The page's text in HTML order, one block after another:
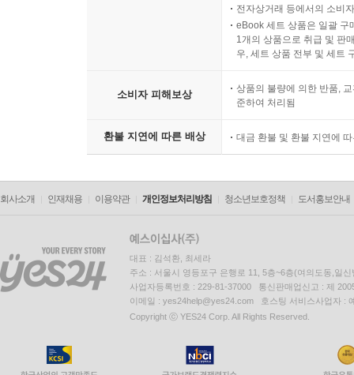
전자상거래 등에서의 소비
eBook 세트 상품은 일괄 구
1개의 상품으로 취급 및 판
우, 세트 상품 전부 및 세트
소비자 피해보상
상품의 불량에 의한 반품,
준하여 처리됨
환불 지연에 따른 배상 대금 환불 및 환불 지연에
회사소개 인재채용 이용약관 개인정보처리방침 청소년보호정책 도서홍보안내
대표 : 김석환, 최세라
주소 : 서울시 영등포구 은행로 11, 5층~6층(여의도동,일신
사업자등록번호 : 229-81-37000 통신판매업신고 : 제
이메일 : yes24help@yes24.com 호스팅 서비스사업자 :
Copyright ⓒ YES24 Corp. All Rights Reserved.